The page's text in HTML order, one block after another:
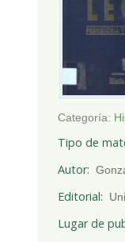
Categoría:
Tipo de
Autor
Editorial
Lugar de